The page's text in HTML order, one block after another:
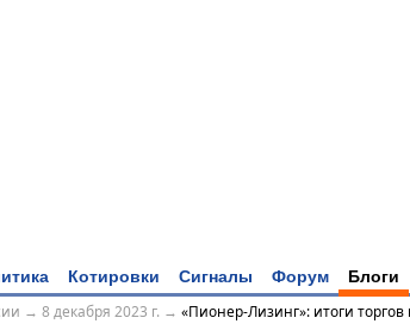
Котировки Сигналы Форум Блоги
→ 8 декабря 2023 г. → «Пионер-Лизинг»: итоги